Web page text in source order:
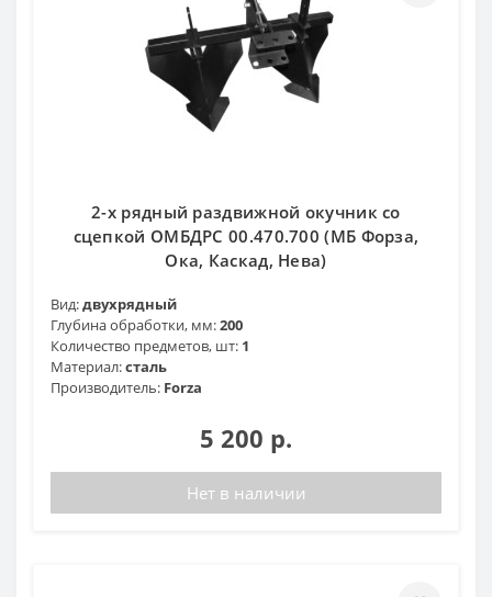
2-х рядный раздвижной окучник со
сцепкой ОМБДРС 00.470.700 (МБ Форза,
Ока, Каскад, Нева)
Вид:двухрядный
Глубина обработки, мм:200
Количество предметов, шт: 1
Материал:сталь
Производитель: Forza
5 200 р.
Нет в наличии